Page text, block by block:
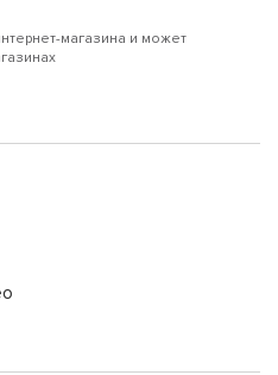
магазина и может